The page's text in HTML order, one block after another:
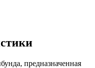
предназначенная